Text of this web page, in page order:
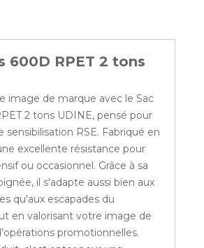
600D RPET 2 tons
image de marque avec le Sac
2 tons UDINE, pensé pour
sensibilisation RSE. Fabriqué en
excellente résistance pour
ou occasionnel. Grâce à sa
il s'adapte aussi bien aux
qu'aux escapades du
en valorisant votre image de
promotionnelles.